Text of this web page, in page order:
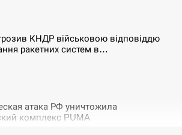
КНДР військовою відповіддю
ракетних систем в…
атака РФ уничтожила
комплекс PUMA